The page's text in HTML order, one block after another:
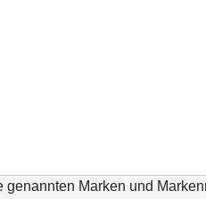
Marken und